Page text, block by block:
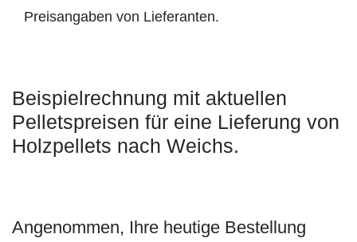
Preisangaben von Lieferanten.
Beispielrechnung mit aktuellen
Pelletspreisen für eine Lieferung von
Holzpellets nach Weichs.
Angenommen, Ihre heutige Bestellung